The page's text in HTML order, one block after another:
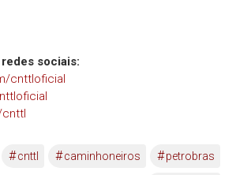
sociais:
cnttloficial
#cnttl #caminhoneiros #petrobras